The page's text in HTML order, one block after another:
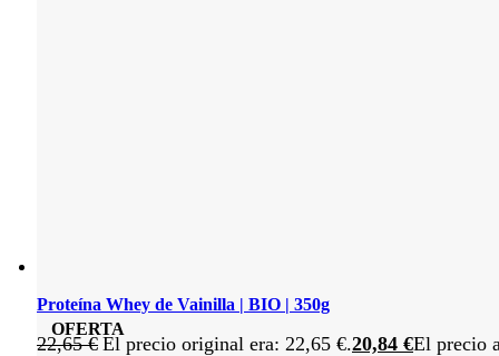
OFERTA
Proteína Whey de Vainilla | BIO | 350g
22,65€ El precio original era: 22,65 €.20,84 €El precio